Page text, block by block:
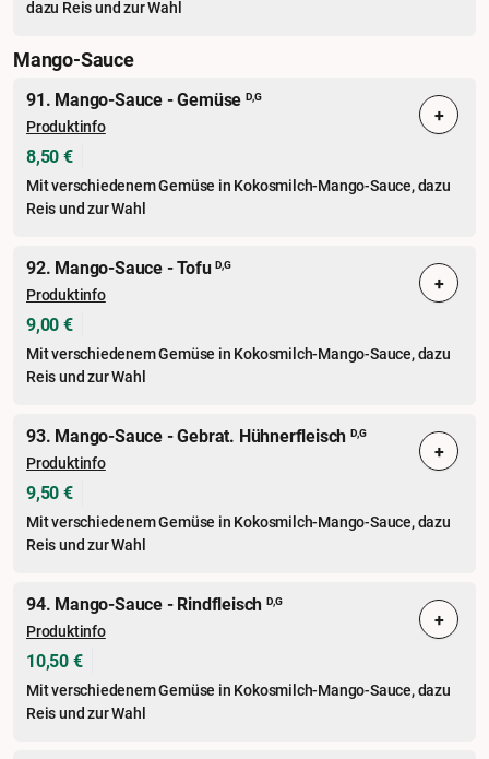
dazu Reis und zur Wahl
Mango-Sauce
91. Mango-Sauce - Gemüse D,G
Produktinfo
8,50 €
Mit verschiedenem Gemüse in Kokosmilch-Mango-Sauce, dazu
Reis und zur Wahl
+
92. Mango-Sauce - TofuD,G
Produktinfo
9,00 €
Mit verschiedenem Gemüse in Kokosmilch-Mango-Sauce, dazu
Reis und zur Wahl
+
93. Mango-Sauce - Gebrat. Hühnerfleisch D,G
Produktinfo
9,50 €
Mit verschiedenem Gemüse in Kokosmilch-Mango-Sauce, dazu
Reis und zur Wahl
+
94. Mango-Sauce - Rindfleisch D,G
Produktinfo
10,50 €
Mit verschiedenem Gemüse in Kokosmilch-Mango-Sauce, dazu
Reis und zur Wahl
+